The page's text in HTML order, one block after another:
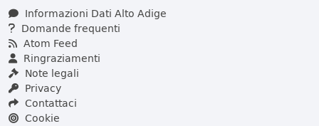
Informazioni Dati Alto Adige
Domande frequenti
Atom Feed
Ringraziamenti
Note legali
Privacy
Contattaci
Cookie